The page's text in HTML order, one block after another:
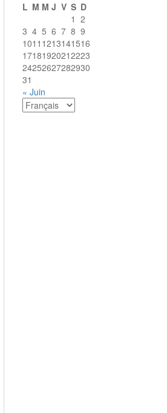
L M M J V S D
1 2
3 4 5 6 7 8 9
1011 1213141516
17181920212223
24252627282930
31
« Juin
Choisir
une